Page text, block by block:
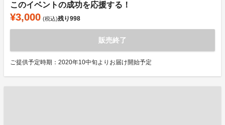
このイベントの成功を応援する！
¥3,000 (税込)残り998
販売終了
ご提供予定時期：2020年10中旬よりお届け開始予定